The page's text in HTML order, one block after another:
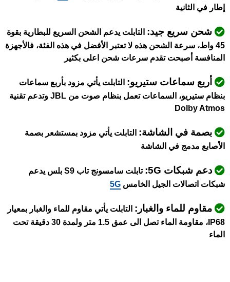
إطار في الثانية
شحن سريع جيد: التابلت يدعم الشحن السريع للبطارية بقوة
45 واط، سرعة الشحن هذه لا تعتبر الأفضل في هذه الفئة، فالأجهزة
المنافسة أصبحت تقدم سرعات شحن اعلى بكثير
أربع سماعات ستيريو: التابلت يأتي مزود بأربع سماعات
بنظام ستيريو، السماعات تعمل بنظام صوت من JBL وتدعم تقنية
Dolby Atmos
بصمة في الشاشة: التابلت يأتي مزود بمستشعر بصمة
الأصابع مدمج في الشاشة
دعم شبكات 5G:
تابلت سامسونج تاب S9 بلس يدعم
شبكات اتصالات الجيل الخامس 5G
مقاوم للماء والغبار: التابلت يأتي مقاوم للماء والغبار بمعيار
IP68، مقاومة الماء تصل الى عمق 1.5 متر ولمدة 30 دقيقة تحت
الماء